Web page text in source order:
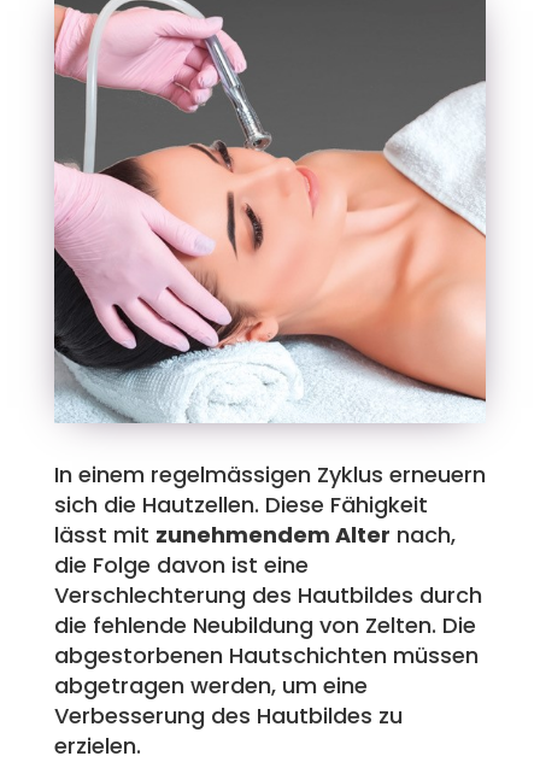
In einem regelmässigen Zyklus erneuern
sich die Hautzellen. Diese Fähigkeit
lässt mit zunehmendem Alter nach,
die Folge davon ist eine
Verschlechterung des Hautbildes durch
die fehlende Neubildung von Zelten. Die
abgestorbenen Hautschichten müssen
abgetragen werden, um eine
Verbesserung des Hautbildes zu
erzielen.